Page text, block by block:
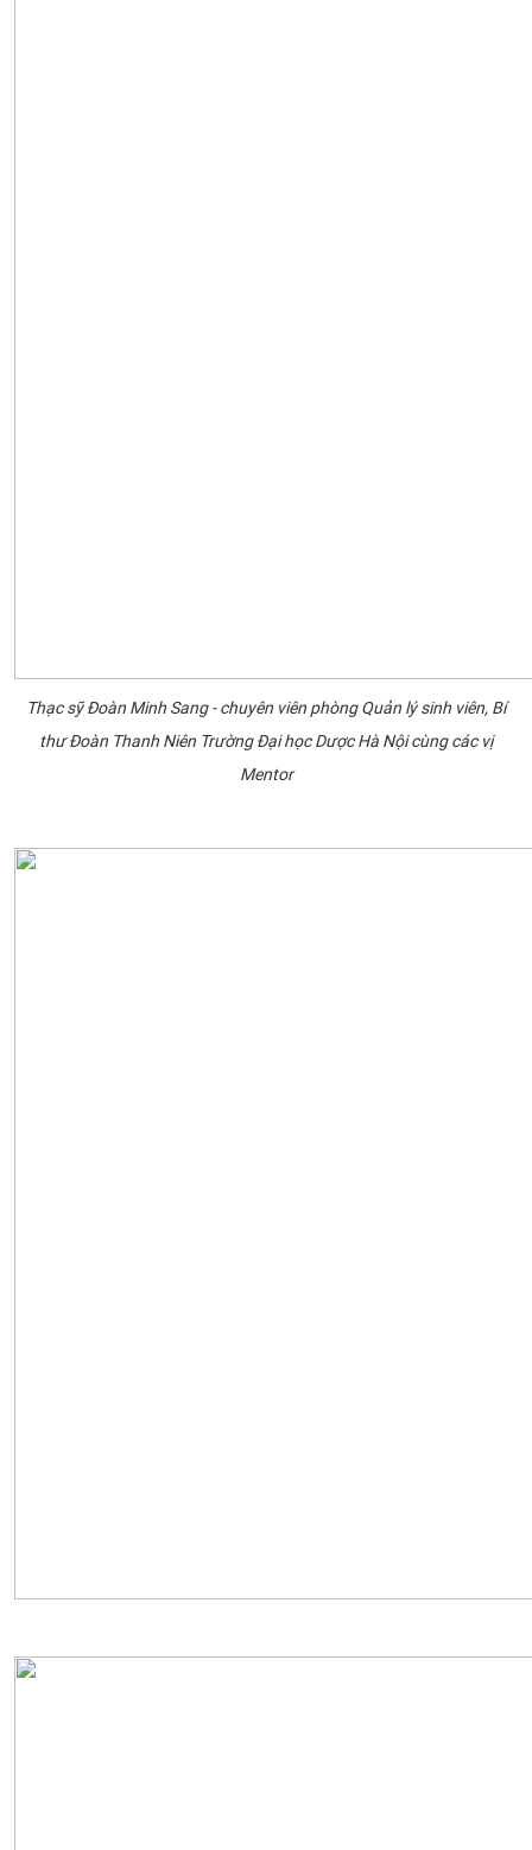
Thạc sỹ Đoàn Minh Sang - chuyên viên phòng Quản lý sinh viên, Bí
thư Đoàn Thanh Niên Trường Đại học Dược Hà Nội cùng các vị
Mentor